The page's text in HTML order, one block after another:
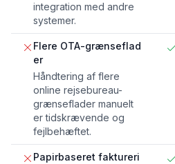
integration med andre
systemer.
Flere OTA-grænseflad
er
Håndtering af flere
online rejsebureau-
grænseflader manuelt
er tidskrævende og
fejlbehæftet.
Papirbaseret faktureri